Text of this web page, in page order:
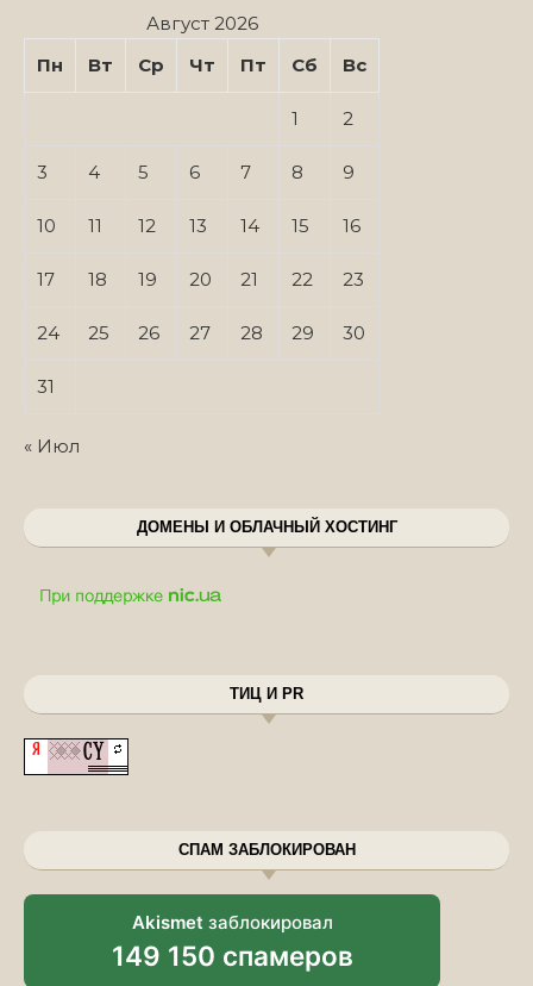
Август 2026
Пн
Вт Ср Чт Пт Сб Вс
1 2
3 4 5 6 7 8 9
10 11 12 13 14 15 16
17 18 19 20 21 22 23
24 25 26 27 28 29 30
31
« Июл
ДОМЕНЫ И ОБЛАЧНЫЙ ХОСТИНГ
ТИЦ И PR
СПАМ ЗАБЛОКИРОВАН
Akismet заблокировал
149 150 спамеров